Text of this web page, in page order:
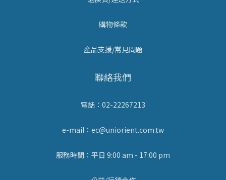
購物條款
產品支援/常見問題
聯絡我們
電話：02-22267213
e-mail：ec@uniorient.com.tw
服務時間：平日 9:00 am - 17:00 pm